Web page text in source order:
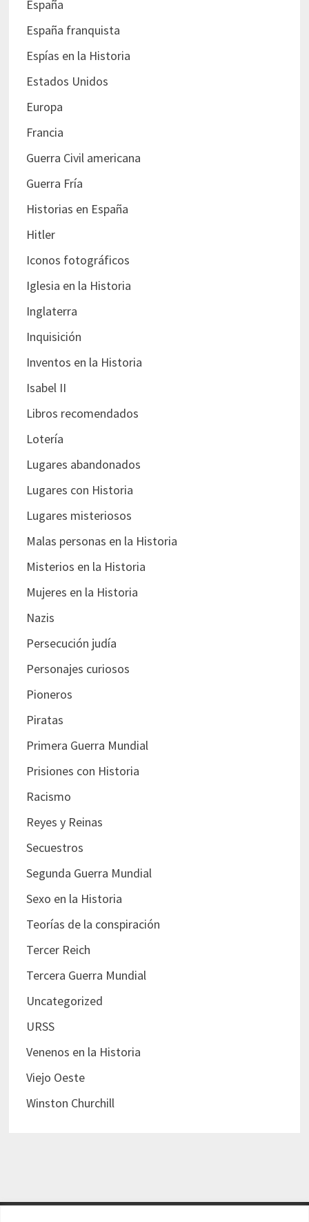
España
España franquista
Espías en la Historia
Estados Unidos
Europa
Francia
Guerra Civil americana
Guerra Fría
Historias en España
Hitler
Iconos fotográficos
Iglesia en la Historia
Inglaterra
Inquisición
Inventos en la Historia
Isabel II
Libros recomendados
Lotería
Lugares abandonados
Lugares con Historia
Lugares misteriosos
Malas personas en la Historia
Misterios en la Historia
Mujeres en la Historia
Nazis
Persecución judía
Personajes curiosos
Pioneros
Piratas
Primera Guerra Mundial
Prisiones con Historia
Racismo
Reyes y Reinas
Secuestros
Segunda Guerra Mundial
Sexo en la Historia
Teorías de la conspiración
Tercer Reich
Tercera Guerra Mundial
Uncategorized
URSS
Venenos en la Historia
Viejo Oeste
Winston Churchill